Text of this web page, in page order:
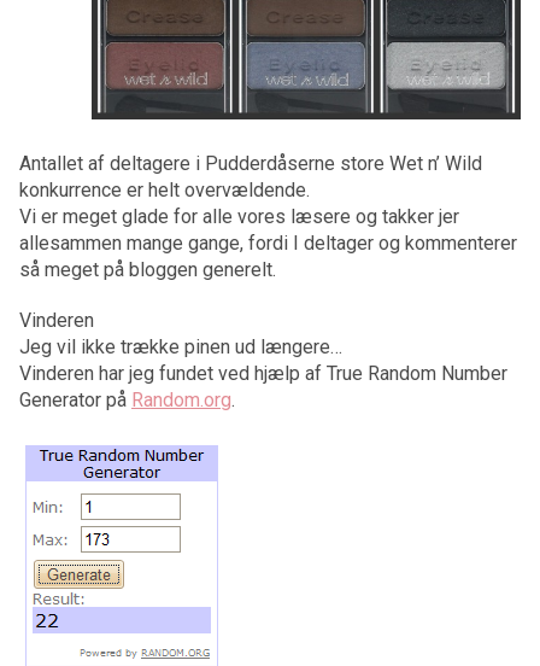
Antallet af deltagere i Pudderdåserne store Wet n’ Wild
konkurrence er helt overvældende.
Vi er meget glade for alle vores læsere og takker jer
allesammen mange gange, fordi I deltager og kommenterer
så meget på bloggen generelt.
Vinderen
Jeg vil ikke trække pinen ud længere…
Vinderen har jeg fundet ved hjælp af True Random Number
Generator på Random.org.